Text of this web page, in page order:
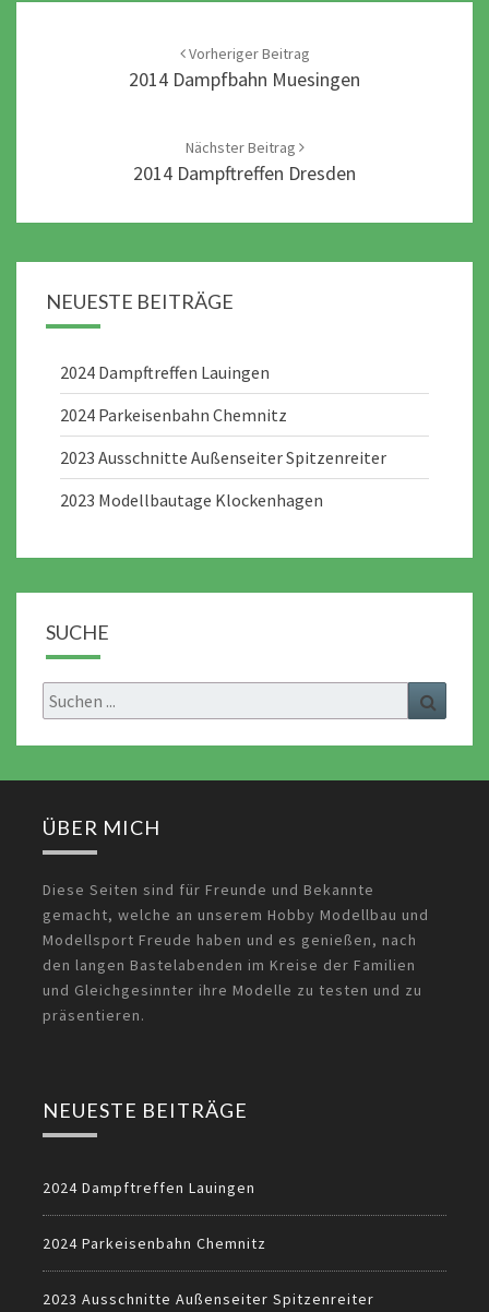
Vorheriger Beitrag
2014 Dampfbahn Muesingen
Nächster Beitrag
2014 Dampftreffen Dresden
NEUESTE BEITRÄGE
2024 Dampftreffen Lauingen
2024 Parkeisenbahn Chemnitz
2023 Ausschnitte Außenseiter Spitzenreiter
2023 Modellbautage Klockenhagen
SUCHE
Search
for:
ÜBER MICH
Diese Seiten sind für Freunde und Bekannte
gemacht, welche an unserem Hobby Modellbau und
Modellsport Freude haben und es genießen, nach
den langen Bastelabenden im Kreise der Familien
und Gleichgesinnter ihre Modelle zu testen und zu
präsentieren.
NEUESTE BEITRÄGE
2024 Dampftreffen Lauingen
2024 Parkeisenbahn Chemnitz
2023 Ausschnitte Außenseiter Spitzenreiter